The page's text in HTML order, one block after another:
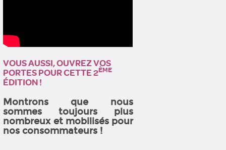
VOUS AUSSI, OUVREZ VOS
PORTES POUR CETTE 2ÈME
ÉDITION !
Montrons que nous
sommes toujours plus
nombreux et mobilisés pour
nos consommateurs !